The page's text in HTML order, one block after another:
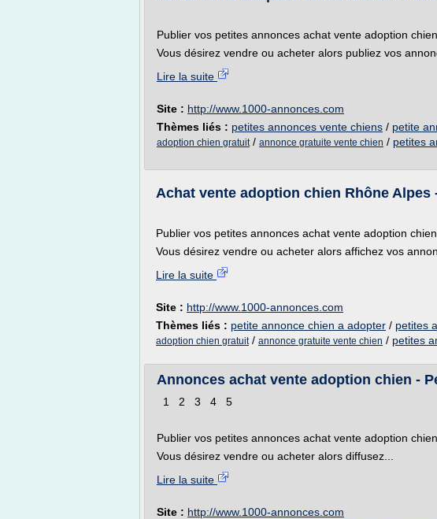
Publier vos petites annonces achat vente adoption
Vous désirez vendre ou acheter alors publiez vos
Lire la suite
Site : http://www.1000-annonces.com
Thèmes liés : petites annonces vente chiens / petite
adoption chien gratuit/ annonce gratuite vente chien / petites
Achat vente adoption chien Rhône Alpes
Publier vos petites annonces achat vente adoption
Vous désirez vendre ou acheter alors affichez vos
Lire la suite
Site : http://www.1000-annonces.com
Thèmes liés : petite annonce chien a adopter / petites
adoption chien gratuit/ annonce gratuite vente chien / petites
Annonces achat vente adoption chien -
1 2 3 4 5
Publier vos petites annonces achat vente adoption chien
Vous désirez vendre ou acheter alors diffusez...
Lire la suite
Site : http://www.1000-annonces.com